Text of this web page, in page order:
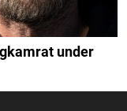
under